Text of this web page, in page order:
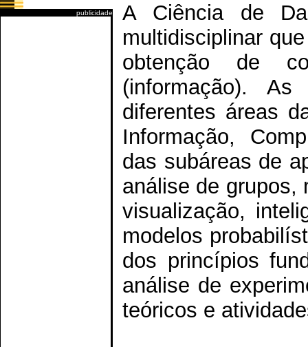
publicidade
A Ciência de
multidisciplinar
obtenção de
(informação).
diferentes áreas
Informação,
das subáreas de
análise de grupos,
visualização,
modelos
dos princípios
análise de
teóricos e